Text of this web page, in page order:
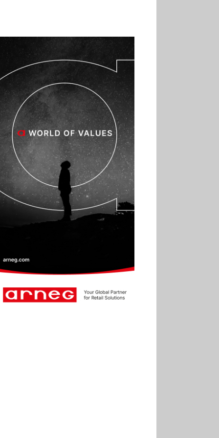
réduire sa consommation
01.07
Aldi Studio lance sa
première collection capsule
inspirée de ses codes
visuels
01.07
Cafom annonce
des résultats semestriels en
hausse, portés par le e-
commerce
30.06
La Sportiva affiche
une croissance solide en
2025
30.06
Canicule : les